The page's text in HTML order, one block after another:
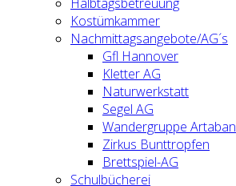
Kostümkammer
Nachmittagsangebote/AG´s
Gfl Hannover
Kletter AG
Naturwerkstatt
Segel AG
Wandergruppe Artaban
Zirkus Bunttropfen
Brettspiel-AG
Schulbücherei